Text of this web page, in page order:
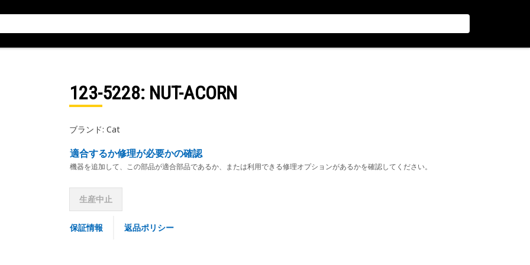
123-5228: NUT-ACORN
ブランド: Cat
適合するか修理が必要かの確認
機器を追加して、この部品が適合部品であるか、または利用できる修理オプションがあるかを確認してください。
生産中止
保証情報 返品ポリシー